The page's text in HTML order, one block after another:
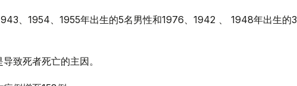
、1954、1955年出生的5名男性和1976、1942 、 1948年出生的3
致死者死亡的主因。